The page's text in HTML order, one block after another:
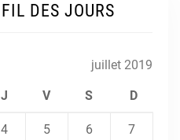
DES JOURS
juillet 2019
J V S D
4 5 6 7